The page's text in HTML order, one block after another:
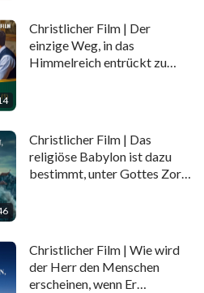
Christlicher Film | Der
einzige Weg, in das
Himmelreich entrückt zu
Christlicher Film | Das
religiöse Babylon ist dazu
bestimmt, unter Gottes Zorn
Christlicher Film | Wie wird
der Herr den Menschen
erscheinen, wenn Er